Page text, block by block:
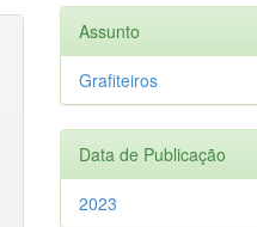
Assunto
Grafiteiros
Data de Publicação
2023